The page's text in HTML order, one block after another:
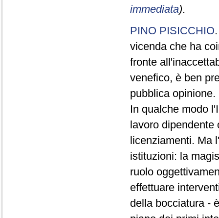
immediata).
PINO PISICCHIO
vicenda che ha
fronte
venefico, è ben
pubblica opinione.
In qualche modo
lavoro dipendente
licenziamenti. Ma
istituzioni: la
ruolo
effettuare
della bocciatura -